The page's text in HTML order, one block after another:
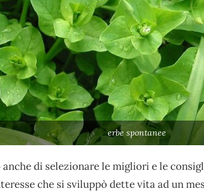
erbe spontanee
di selezionare le migliori e le
che si sviluppò dette vita ad un